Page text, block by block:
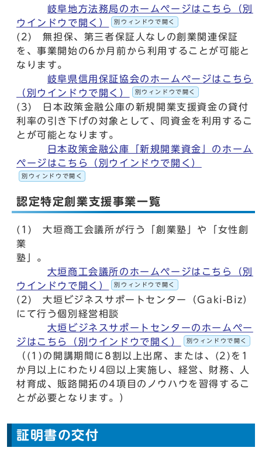
岐阜地方法務局のホームページはこちら（別
ウインドウで開く）
別ウィンドウで開く
(2) 無担保、第三者保証人なしの創業関連保証
を、事業開始の6か月前から利用することが可能と
なります。
岐阜県信用保証協会のホームページはこちら
（別ウインドウで開く）
別ウィンドウで開く
(3) 日本政策金融公庫の新規開業支援資金の貸付
利率の引き下げの対象として、同資金を利用するこ
とが可能となります。
日本政策金融公庫「新規開業資金」のホーム
ページはこちら（別ウインドウで開く）
別ウィンドウで開く
認定特定創業支援事業一覧
(1) 大垣商工会議所が行う「創業塾」や「女性創
業
塾
大垣商工会議所のホームページはこちら（別
ウインドウで開く）
別ウィンドウで開く
(2) 大垣ビジネスサポートセンター（Gaki-Biz）
にて行う個別経営相談
大垣ビジネスサポートセンターのホームペー
ジはこちら（別ウインドウで開く）
別ウィンドウで開く
（(1)の開講期間に8割以上出席、または、(2)を1
か月以上にわたり4回以上実施し、経営、財務、人
材育成、販路開拓の4項目のノウハウを習得するこ
とが必要となります。）
証明書の交付